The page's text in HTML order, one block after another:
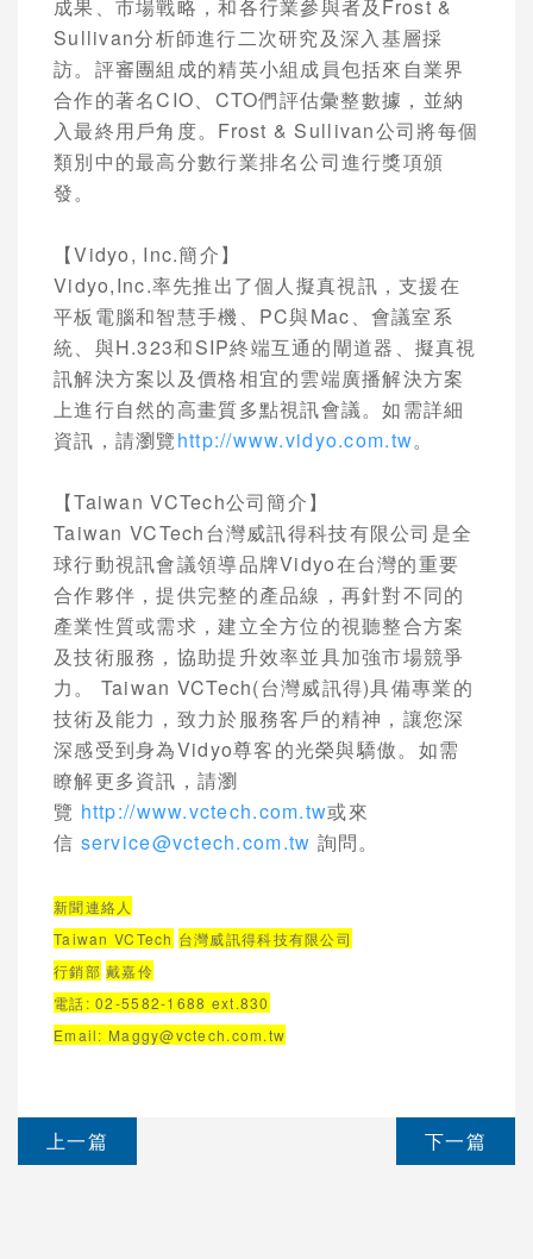
成果、市場戰略，和各行業參與者及 Frost &
Sullivan分析師進行二次研究及深入基層採
訪。評審團組成的精英小組成員包括來自業界
合作的著名CIO、 CTO們評估彙整數據，並納
入最終用戶角度。 Frost & Sullivan公司將每個
類別中的最高分數行業排名公司進行獎項頒
發。
【Vidyo, Inc.簡介】
Vidyo,Inc.率先推出了個人擬真視訊，支援在
平板電腦和智慧手機、 PC與Mac、會議室系
統、與H.323和SIP終端互通的閘道器、擬真視
訊解決方案以及價格相宜的雲端廣播解決方案
上進行自然的高畫質多點視訊會議。如需詳細
資訊，請瀏覽http://www.vidyo.com.tw。
【Taiwan VCTech公司簡介】
Taiwan VCTech台灣威訊得科技有限公司是全
球行動視訊會議領導品牌Vidyo在台灣的重要
合作夥伴，提供完整的產品線，再針對不同的
產業性質或需求，建立全方位的視聽整合方案
及技術服務，協助提升效率並具加強市場競爭
力。
Taiwan VCTech(台灣威訊得)具備專業的
技術及能力，致力於服務客戶的精神，讓您深
深感受到身為Vidyo尊客的光榮與驕傲。如需
瞭解更多資訊，請瀏
覽 http://www.vctech.com.tw或來
信 service@vctech.com.tw 詢問。
新聞連絡人
Taiwan VCTech 台灣威訊得科技有限公司
行銷部 戴嘉伶
電話: 02-5582-1688 ext.830
Email: Maggy@vctech.com.tw
上一篇 下一篇